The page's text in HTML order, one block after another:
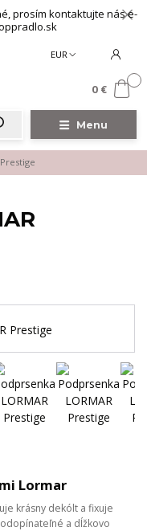
prosím kontaktujte nás e-
Menu
EUR
0 €
Lormar
krásny dekólt a fixuje
a dĺžkovo